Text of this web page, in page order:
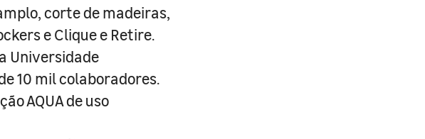
corte de madeiras,
e Clique e Retire.
Universidade
10 mil colaboradores.
AQUA de uso